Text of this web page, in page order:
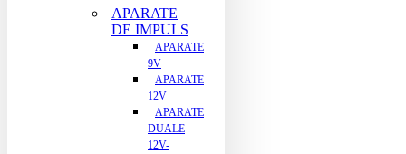
APARATE
DE IMPULS
APARATE
9V
APARATE
12V
APARATE
DUALE
12V-